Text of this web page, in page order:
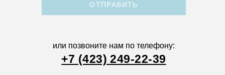
ОТПРАВИТЬ
или позвоните нам по телефону:
+7 (423) 249-22-39